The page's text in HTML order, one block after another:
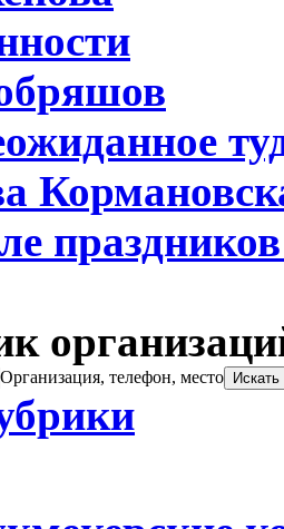
Организация, телефон, место